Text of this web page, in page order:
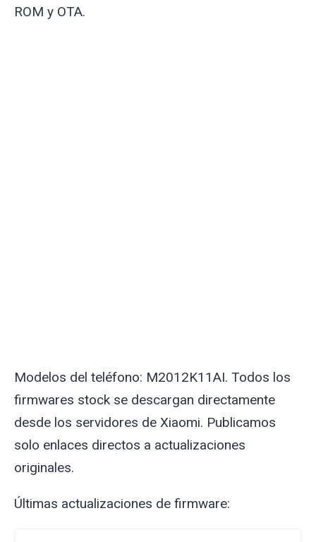
ROM y OTA.
Modelos del teléfono: M2012K11AI. Todos los
firmwares stock se descargan directamente
desde los servidores de Xiaomi. Publicamos
solo enlaces directos a actualizaciones
originales.
Últimas actualizaciones de firmware: